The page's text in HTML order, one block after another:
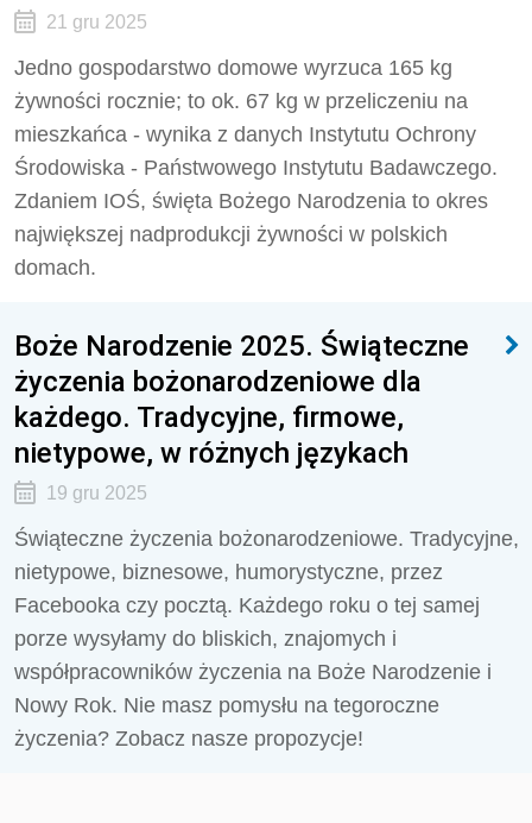
21 gru 2025
Jedno gospodarstwo domowe wyrzuca 165 kg
żywności rocznie; to ok. 67 kg w przeliczeniu na
mieszkańca - wynika z danych Instytutu Ochrony
Środowiska - Państwowego Instytutu Badawczego.
Zdaniem IOŚ, święta Bożego Narodzenia to okres
największej nadprodukcji żywności w polskich
domach.
Boże Narodzenie 2025. Świąteczne
życzenia bożonarodzeniowe dla
każdego. Tradycyjne, firmowe,
nietypowe, w różnych językach
19 gru 2025
Świąteczne życzenia bożonarodzeniowe. Tradycyjne,
nietypowe, biznesowe, humorystyczne, przez
Facebooka czy pocztą. Każdego roku o tej samej
porze wysyłamy do bliskich, znajomych i
współpracowników życzenia na Boże Narodzenie i
Nowy Rok. Nie masz pomysłu na tegoroczne
życzenia? Zobacz nasze propozycje!